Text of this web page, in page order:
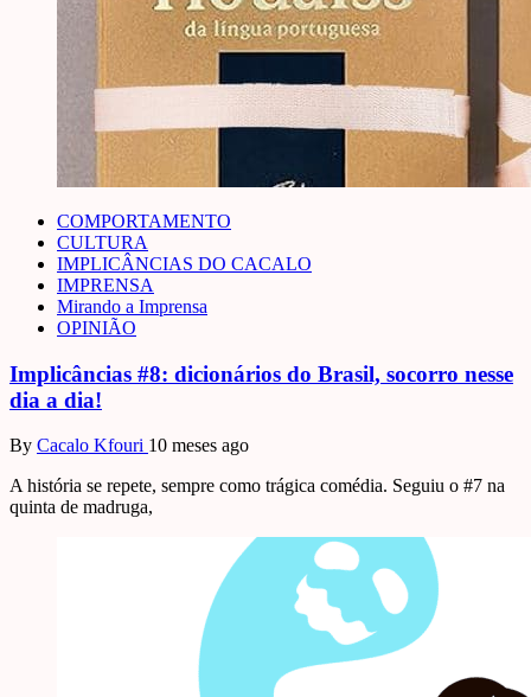
COMPORTAMENTO
CULTURA
IMPLICÂNCIAS DO CACALO
IMPRENSA
Mirando a Imprensa
OPINIÃO
Implicâncias #8: dicionários do Brasil, socorro nesse
dia a dia!
By Cacalo Kfouri 10 meses ago
A história se repete, sempre como trágica comédia. Seguiu o #7 na
quinta de madruga,